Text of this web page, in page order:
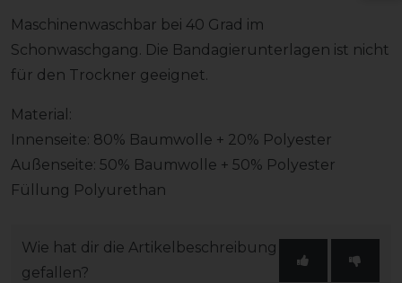
Maschinenwaschbar bei 40 Grad im
Schonwaschgang. Die Bandagierunterlagen ist nicht
für den Trockner geeignet.
Material:
Innenseite: 80% Baumwolle + 20% Polyester
Außenseite: 50% Baumwolle + 50% Polyester
Füllung Polyurethan
Wie hat dir die Artikelbeschreibung
gefallen?